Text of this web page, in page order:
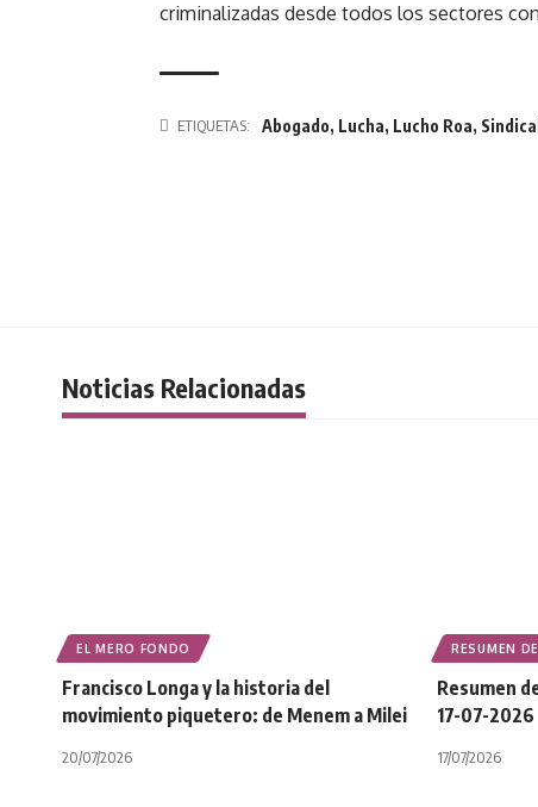
criminalizadas desde todos los sectores
ETIQUETAS: Abogado, Lucha, Lucho Roa,
Noticias Relacionadas
EL MERO FONDO
Francisco Longa y la historia del
movimiento piquetero: de Menem a Milei
20/07/2026
RESUMEN
Resumen
17-07-2026
17/07/2026